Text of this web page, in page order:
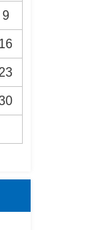
9
16
23